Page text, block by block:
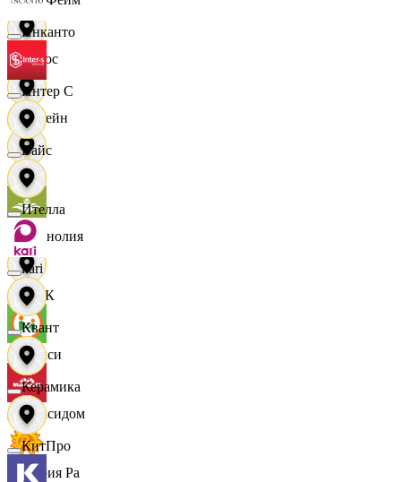
Логос
Лорейн
Луч
Магнолия
МАК
Макси
Максидом
Мария Ра
Инканто
Интер С
Вайс
Ителла
kari
Квант
Керамика
КитПро